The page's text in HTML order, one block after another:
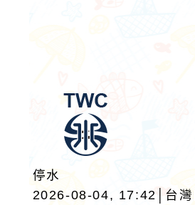
停水
2026-08-04, 17:42│台灣